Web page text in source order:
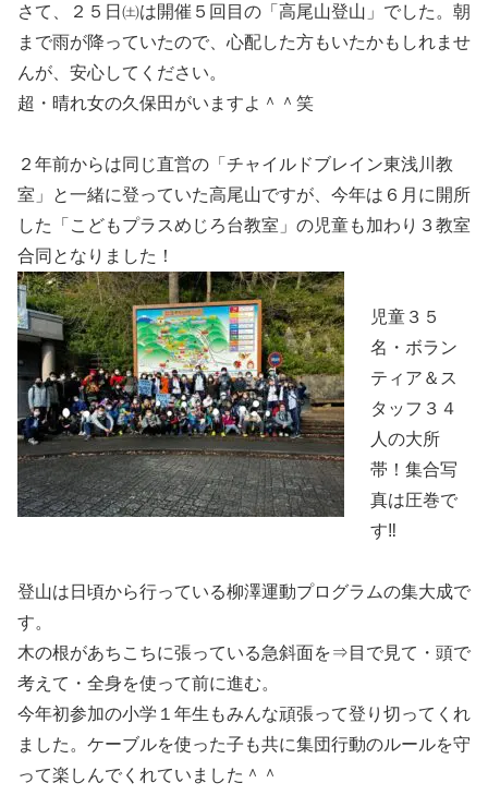
さて、２５日㈯は開催５回目の「高尾山登山」でした。朝
まで雨が降っていたので、心配した方もいたかもしれませ
んが、安心してください。
超・晴れ女の久保田がいますよ＾＾笑
２年前からは同じ直営の「チャイルドブレイン東浅川教
室」と一緒に登っていた高尾山ですが、今年は６月に開所
した「こどもプラスめじろ台教室」の児童も加わり３教室
合同となりました！
児童３５
名・ボラン
ティア＆ス
タッフ３４
人の大所
帯！集合写
真は圧巻で
す‼
登山は日頃から行っている柳澤運動プログラムの集大成で
す。
木の根があちこちに張っている急斜面を⇒目で見て・頭で
考えて・全身を使って前に進む。
今年初参加の小学１年生もみんな頑張って登り切ってくれ
ました。ケーブルを使った子も共に集団行動のルールを守
って楽しんでくれていました＾＾